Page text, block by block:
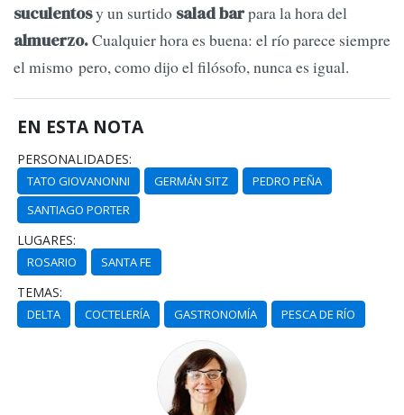
suculentosy un surtido salad barpara la hora del
almuerzo.Cualquier hora es buena: el río parece siempre
el mismo pero, como dijo el filósofo, nunca es igual.
EN ESTA NOTA
PERSONALIDADES:
TATO GIOVANONNI GERMÁN SITZ
PEDRO PEÑA
SANTIAGO PORTER
LUGARES:
ROSARIO SANTA FE
TEMAS:
DELTA COCTELERÍA GASTRONOMÍA PESCA DE RÍO